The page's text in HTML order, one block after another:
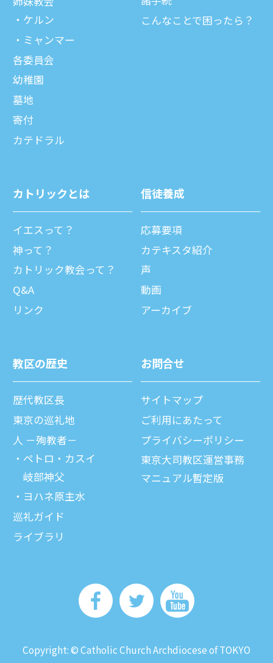
ケルン
ミャンマー
各委員会
幼稚園
墓地
寄付
カテドラル
こんなことで困ったら？
カトリックとは
イエスって？
神って？
カトリック教会って？
Q&A
リンク
信徒養成
応募要項
カテキスタ紹介
声
動画
アーカイブ
教区の歴史
歴代教区⻑
東京の巡礼地
⼈ －殉教者－
ペトロ・カスイ
岐部神父
ヨハネ原主水
巡礼ガイド
ライブラリ
お問合せ
サイトマップ
ご利⽤にあたって
プライバシーポリシー
東京大司教区運営事務
マニュアル暫定版
Copyright: © Catholic Church Archdiocese of TOKYO